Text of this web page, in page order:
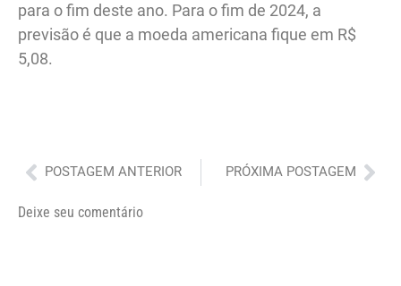
para o fim deste ano. Para o fim de 2024, a
previsão é que a moeda americana fique em R$
5,08.
Anterior
POSTAGEM ANTERIOR PRÓXIMA POSTAGEM
Deixe seu comentário